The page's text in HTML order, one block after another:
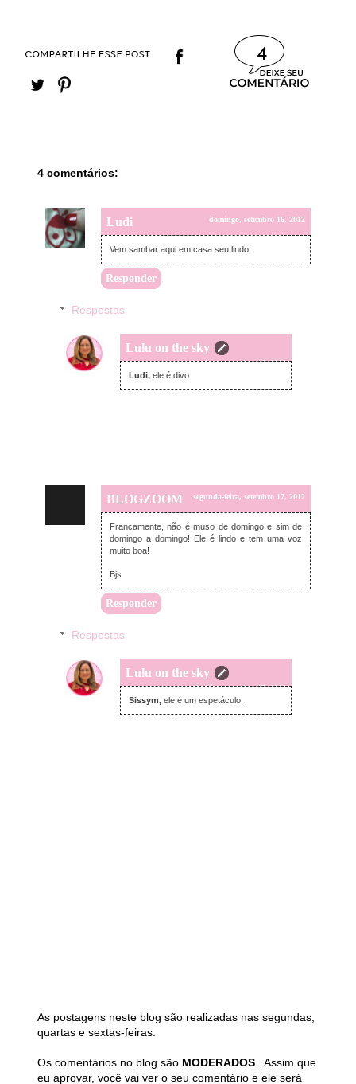
4
4 comentários:
Ludi domingo, setembro 16, 2012
Vem sambar aqui em casa seu lindo!
Responder
Respostas
Lulu on the sky
domingo, setembro 16, 2012
Ludi, ele é divo.
BLOGZOOM segunda-feira, setembro 17, 2012
Francamente, não é muso de domingo e sim de
domingo a domingo! Ele é lindo e tem uma voz
muito boa!
Bjs
Responder
Respostas
Lulu on the sky
segunda-feira, setembro 17, 2012
Sissym, ele é um espetáculo.
As postagens neste blog são realizadas nas segundas,
quartas e sextas-feiras.
Os comentários no blog são MODERADOS . Assim que
eu aprovar, você vai ver o seu comentário e ele será